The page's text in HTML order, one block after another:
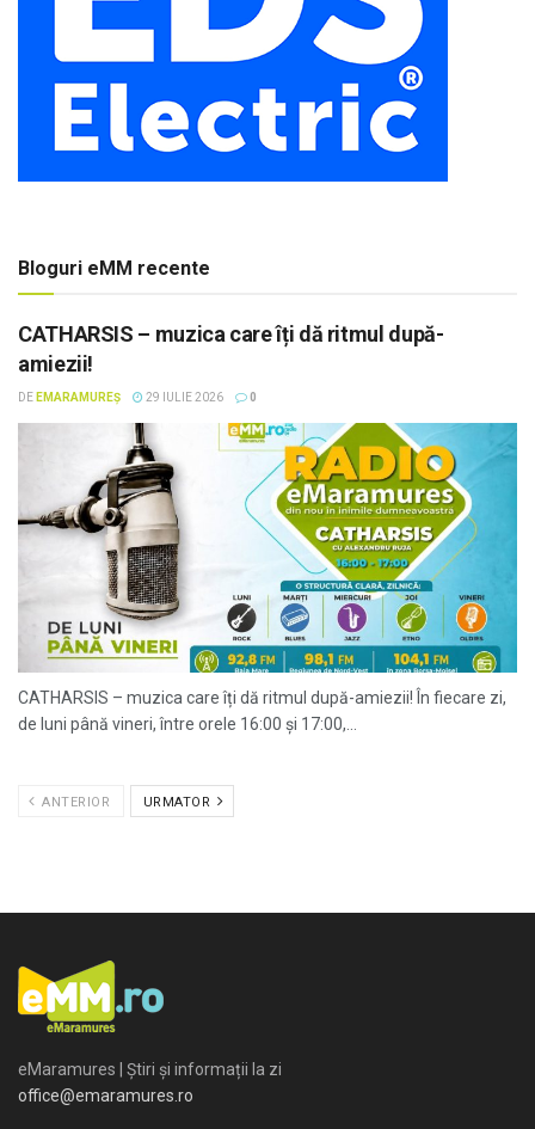
Bloguri eMM recente
CATHARSIS – muzica care îți dă ritmul după-
amiezii!
DE EMARAMUREȘ 29 IULIE 2026 0
CATHARSIS – muzica care îți dă ritmul după-amiezii! În fiecare zi,
de luni până vineri, între orele 16:00 și 17:00,...
ANTERIOR URMATOR
eMaramures | Știri și informații la zi
office@emaramures.ro